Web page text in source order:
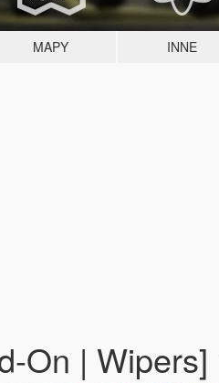
MAPY INNE
On | Wipers]